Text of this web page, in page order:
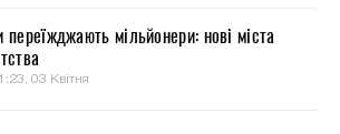
переїжджають мільйонери: нові міста
03 Квітня